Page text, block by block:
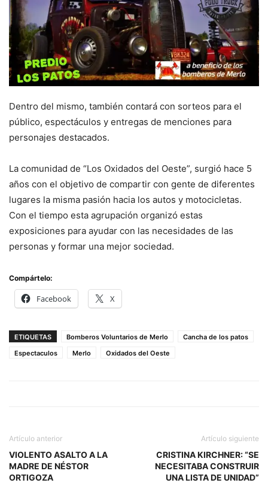
Dentro del mismo, también contará con sorteos para el
público, espectáculos y entregas de menciones para
personajes destacados.
La comunidad de “Los Oxidados del Oeste”, surgió hace 5
años con el objetivo de compartir con gente de diferentes
lugares la misma pasión hacia los autos y motocicletas.
Con el tiempo esta agrupación organizó estas
exposiciones para ayudar con las necesidades de las
personas y formar una mejor sociedad.
Compártelo:
Facebook X
ETIQUETAS Bomberos Voluntarios de Merlo
Cancha de los patos
Espectaculos
Merlo Oxidados del Oeste
Artículo anterior
VIOLENTO ASALTO A LA
MADRE DE NÉSTOR
ORTIGOZA
Artículo siguiente
CRISTINA KIRCHNER: “SE
NECESITABA CONSTRUIR
UNA LISTA DE UNIDAD”